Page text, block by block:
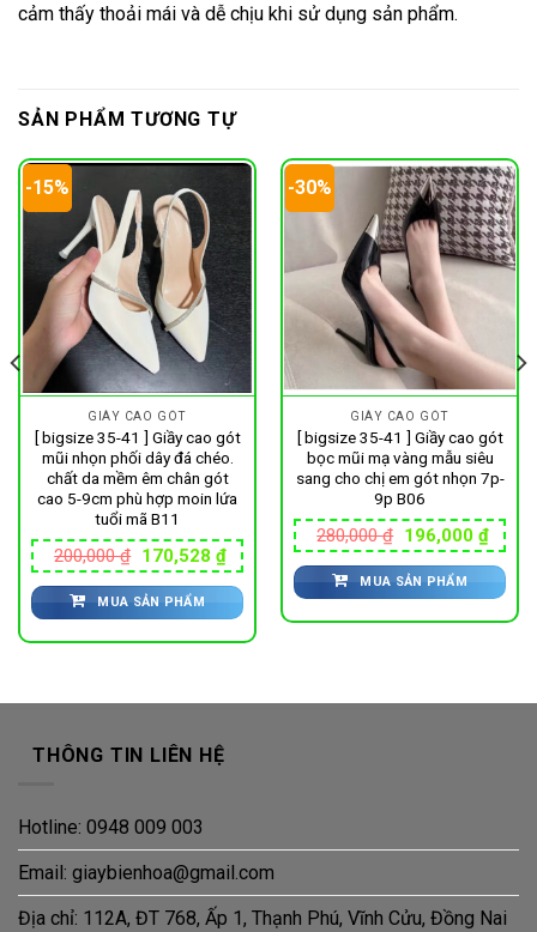
cảm thấy thoải mái và dễ chịu khi sử dụng sản phẩm.
SẢN PHẨM TƯƠNG TỰ
-15%
GIÀY CAO GÓT
[ bigsize 35-41 ] Giầy cao gót
mũi nhọn phối dây đá chéo.
chất da mềm êm chân gót
cao 5-9cm phù hợp moin lứa
tuổi mã B11
200,000₫ Giá
gốc
là:
200,000 ₫.
170,528 ₫Giá
hiện
tại
là:
170,528 ₫.
MUA SẢN PHẨM
-30%
GIÀY CAO GÓT
[ bigsize 35-41 ] Giầy cao gót
bọc mũi mạ vàng mẫu siêu
sang cho chị em gót nhọn 7p-
9p B06
280,000₫ Giá
gốc
là:
280,000 ₫.
196,000 ₫Giá
hiện
tại
là:
MUA SẢN PHẨM
₫.
THÔNG TIN LIÊN HỆ
Hotline: 0948 009 003
Email: giaybienhoa@gmail.com
Địa chỉ: 112A, ĐT 768, Ấp 1, Thạnh Phú, Vĩnh Cửu, Đồng Nai